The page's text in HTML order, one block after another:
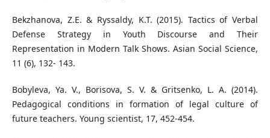
Bekzhanova, Z.E. & Ryssaldy, K.T. (2015). Tactics of Verbal
Defense Strategy in Youth Discourse and Their
Representation in Modern Talk Shows. Asian Social Science,
11 (6), 132- 143.
Bobyleva, Ya. V., Borisova, S. V. & Gritsenko, L. A. (2014).
Pedagogical conditions in formation of legal culture of
future teachers. Young scientist, 17, 452-454.